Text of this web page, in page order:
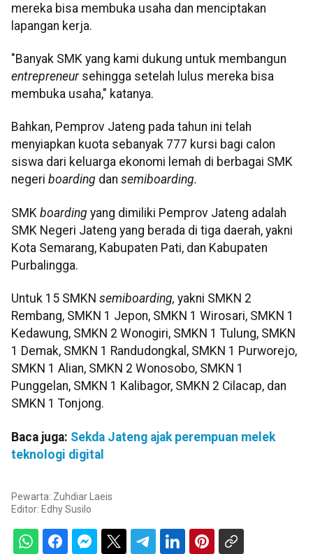
mereka bisa membuka usaha dan menciptakan
lapangan kerja.
"Banyak SMK yang kami dukung untuk membangun
entrepreneursehingga setelah lulus mereka bisa
membuka usaha," katanya.
Bahkan, Pemprov Jateng pada tahun ini telah
menyiapkan kuota sebanyak 777 kursi bagi calon
siswa dari keluarga ekonomi lemah di berbagai SMK
negeri boarding dan semiboarding.
SMK boarding yang dimiliki Pemprov Jateng adalah
SMK Negeri Jateng yang berada di tiga daerah, yakni
Kota Semarang, Kabupaten Pati, dan Kabupaten
Purbalingga.
Untuk 15 SMKN semiboarding, yakni SMKN 2
Rembang, SMKN 1 Jepon, SMKN 1 Wirosari, SMKN 1
Kedawung, SMKN 2 Wonogiri, SMKN 1 Tulung, SMKN
1 Demak, SMKN 1 Randudongkal, SMKN 1 Purworejo,
SMKN 1 Alian, SMKN 2 Wonosobo, SMKN 1
Punggelan, SMKN 1 Kalibagor, SMKN 2 Cilacap, dan
SMKN 1 Tonjong.
Baca juga: Sekda Jateng ajak perempuan melek
teknologi digital
Pewarta: Zuhdiar Laeis
Editor: Edhy Susilo